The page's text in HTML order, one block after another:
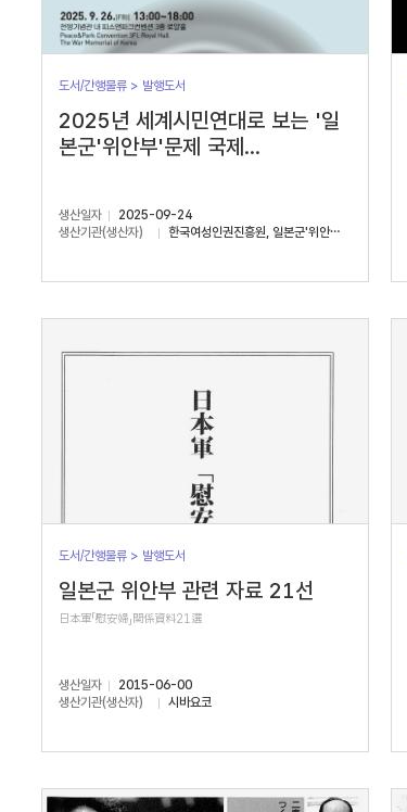
도서/간행물류 > 발행도서
2025년 세계시민연대로 보는 '일
본군'위안부'문제 국제...
생산일자
2025-09-24
생산기관(생산자)
한국여성인권진흥원, 일본군'위안부'문제연구소
도서/간행물류 > 발행도서
일본군 위안부 관련 자료 21선
日本軍「慰安婦」関係資料21選
생산일자
2015-06-00
생산기관(생산자)
시바요코